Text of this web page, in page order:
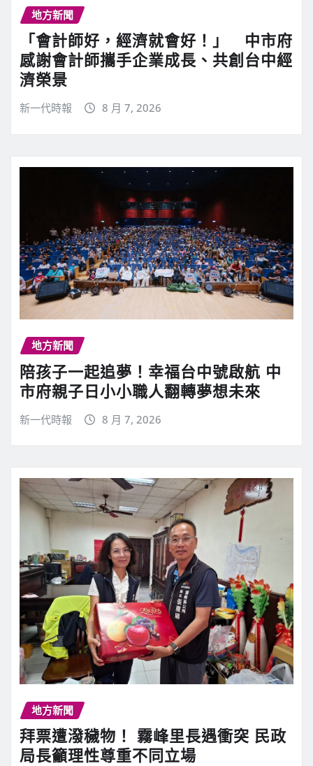
地方新聞
「會計師好，經濟就會好！」 中市府
感謝會計師攜手企業成長、共創台中經
濟榮景
新一代時報 8 月 7, 2026
地方新聞
陪孩子一起追夢！幸福台中號啟航 中
市府親子日小小職人翻轉夢想未來
新一代時報 8 月 7, 2026
地方新聞
拜票遭潑穢物！ 霧峰里長遇衝突 民政
局長籲理性尊重不同立場